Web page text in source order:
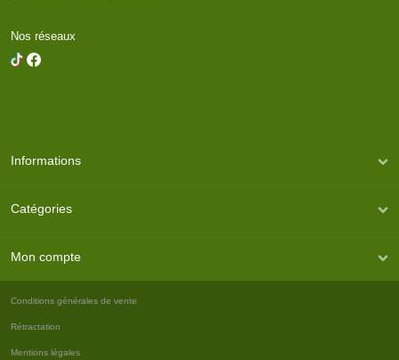
Nos réseaux
Informations
Catégories
Mon compte
Conditions générales de vente
Rétractation
Mentions légales